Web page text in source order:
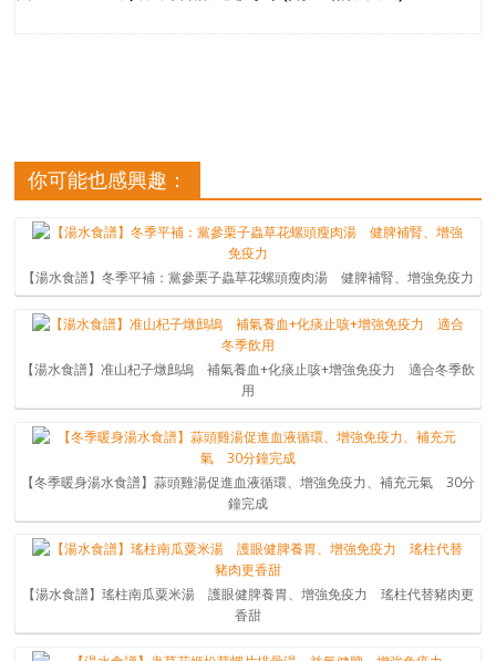
你可能也感興趣：
【湯水食譜】冬季平補：黨參栗子蟲草花螺頭瘦肉湯 健脾補腎、增強免疫力
【湯水食譜】准山杞子燉鷓鴣 補氣養血+化痰止咳+增強免疫力 適合冬季飲
用
【冬季暖身湯水食譜】蒜頭雞湯促進血液循環、增強免疫力、補充元氣 30分
鐘完成
【湯水食譜】瑤柱南瓜粟米湯 護眼健脾養胃、增強免疫力 瑤柱代替豬肉更
香甜